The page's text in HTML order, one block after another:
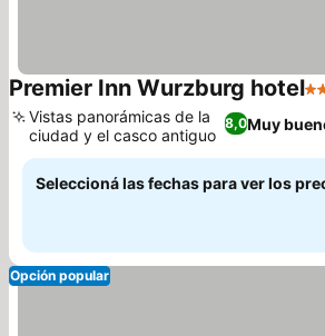
Premier Inn Wurzburg hotel3
8,0Muy
Vistas panorámicas de la
ciudad y el casco antiguo
Seleccioná las fechas para ver los
Opción popular